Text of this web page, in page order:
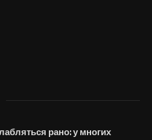
рано: у многих